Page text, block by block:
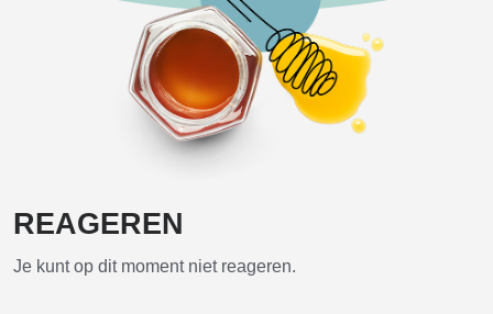
REAGEREN
Je kunt op dit moment niet reageren.